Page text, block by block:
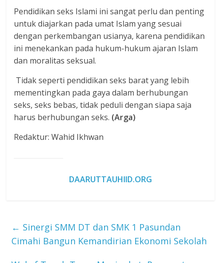
Pendidikan seks Islami ini sangat perlu dan penting
untuk diajarkan pada umat Islam yang sesuai
dengan perkembangan usianya, karena pendidikan
ini menekankan pada hukum-hukum ajaran Islam
dan moralitas seksual.
Tidak seperti pendidikan seks barat yang lebih
mementingkan pada gaya dalam berhubungan
seks, seks bebas, tidak peduli dengan siapa saja
harus berhubungan seks. (Arga)
Redaktur: Wahid Ikhwan
DAARUTTAUHIID.ORG
← Sinergi SMM DT dan SMK 1 Pasundan
Cimahi Bangun Kemandirian Ekonomi Sekolah